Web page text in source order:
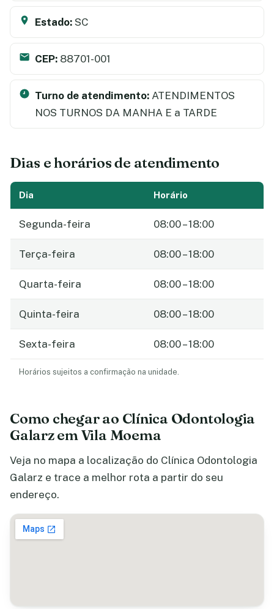
Estado: SC
CEP: 88701-001
Turno de atendimento: ATENDIMENTOS
NOS TURNOS DA MANHA E a TARDE
Dias e horários de atendimento
Dia Horário
Segunda-feira 08:00 – 18:00
Terça-feira 08:00 – 18:00
Quarta-feira 08:00 – 18:00
Quinta-feira 08:00 – 18:00
Sexta-feira 08:00 – 18:00
Horários sujeitos a confirmação na unidade.
Como chegar ao Clínica Odontologia
Galarz em Vila Moema
Veja no mapa a localização do Clínica Odontologia
Galarz e trace a melhor rota a partir do seu
endereço.